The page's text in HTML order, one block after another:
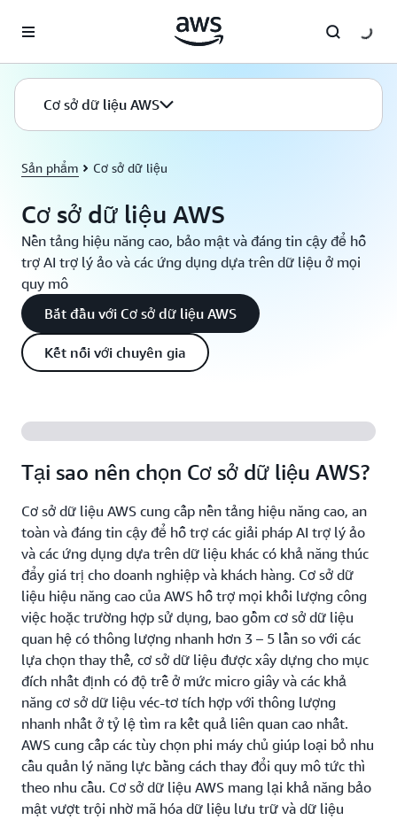
Cơ sở dữ liệu AWS
Sản phẩm Cơ sở dữ liệu
Cơ sở dữ liệu AWS
Nền tảng hiệu năng cao, bảo mật và đáng tin cậy để hỗ
trợ AI trợ lý ảo và các ứng dụng dựa trên dữ liệu ở mọi
quy mô
Bắt đầu với Cơ sở dữ liệu AWS
Kết nối với chuyên gia
Tại sao nên chọn Cơ sở dữ liệu AWS?
Cơ sở dữ liệu AWS cung cấp nền tảng hiệu năng cao, an
toàn và đáng tin cậy để hỗ trợ các giải pháp AI trợ lý ảo
và các ứng dụng dựa trên dữ liệu khác có khả năng thúc
đẩy giá trị cho doanh nghiệp và khách hàng. Cơ sở dữ
liệu hiệu năng cao của AWS hỗ trợ mọi khối lượng công
việc hoặc trường hợp sử dụng, bao gồm cơ sở dữ liệu
quan hệ có thông lượng nhanh hơn 3 – 5 lần so với các
lựa chọn thay thế, cơ sở dữ liệu được xây dựng cho mục
đích nhất định có độ trễ ở mức micro giây và các khả
năng cơ sở dữ liệu véc-tơ tích hợp với thông lượng
nhanh nhất ở tỷ lệ tìm ra kết quả liên quan cao nhất.
AWS cung cấp các tùy chọn phi máy chủ giúp loại bỏ nhu
cầu quản lý năng lực bằng cách thay đổi quy mô tức thì
theo nhu cầu. Cơ sở dữ liệu AWS mang lại khả năng bảo
mật vượt trội nhờ mã hóa dữ liệu lưu trữ và dữ liệu